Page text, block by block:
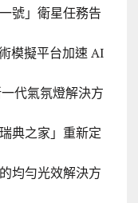
號」衛星任務告
模擬平台加速 AI
代氣氛燈解決方
典之家」重新定
均勻光效解決方